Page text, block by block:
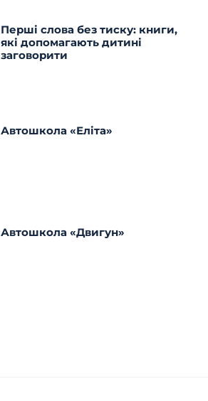
Перші слова без тиску: книги,
які допомагають дитині
заговорити
Автошкола «Еліта»
Автошкола «Двигун»